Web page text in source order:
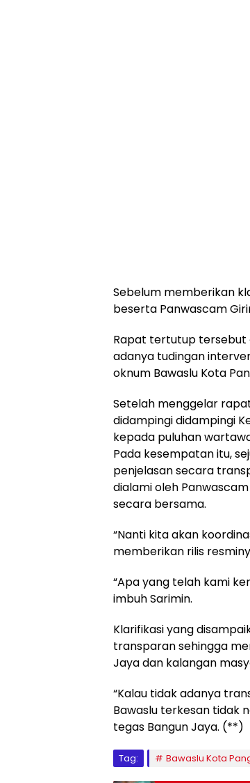
Sebelum memberikan
beserta Panwascam
Rapat tertutup tersebut
adanya tudingan
oknum Bawaslu Kota
Setelah menggelar
didampingi didampingi
kepada puluhan
Pada kesempatan itu,
penjelasan secara
dialami oleh
secara bersama.
“Nanti kita akan
memberikan rilis
“Apa yang telah kami
imbuh Sarimin.
Klarifikasi yang
transparan sehingga
Jaya dan kalangan
“Kalau tidak adanya
Bawaslu terkesan tidak
tegas Bangun Jaya. (**)
Tag: Bawaslu Kota